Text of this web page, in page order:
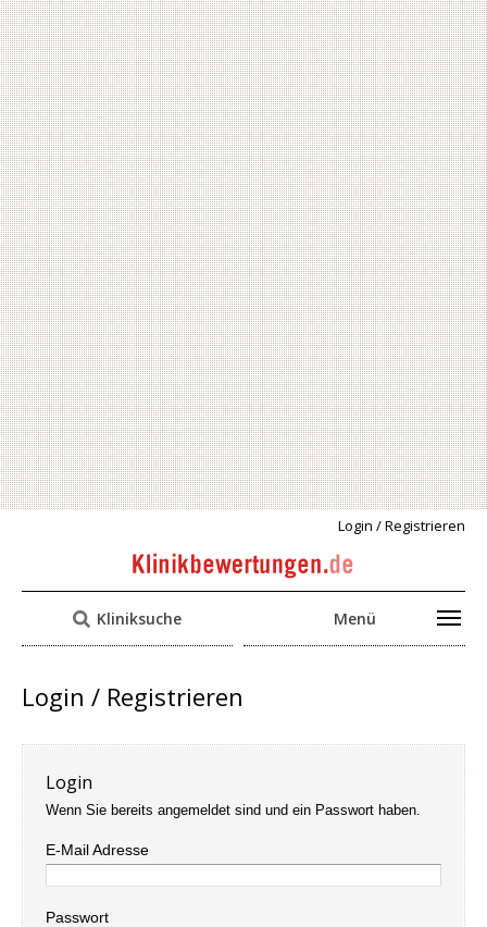
Login / Registrieren
Kliniksuche Menü
Login / Registrieren
Login
Wenn Sie bereits angemeldet sind und ein Passwort haben.
E-Mail Adresse
Passwort